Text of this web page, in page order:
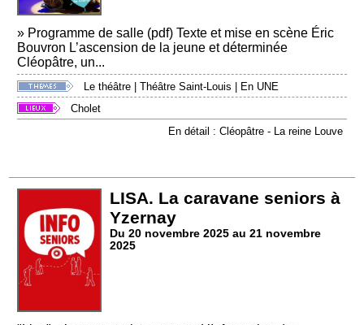
» Programme de salle (pdf) Texte et mise en scène Éric
Bouvron L’ascension de la jeune et déterminée
Cléopâtre, un...
Le théâtre |Théâtre Saint-Louis
En UNE
Cholet
En détail : Cléopâtre - La reine Louve
LISA. La caravane seniors à
Yzernay
Du 20 novembre 2025 au 21 novembre
2025